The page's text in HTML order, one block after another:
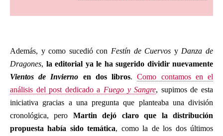
Además, y como sucedió con Festín de Cuervos y Danza de
Dragones, la editorial ya le ha sugerido dividir nuevamente
Vientos de Invierno en dos libros.Como contamos en el
análisis del post dedicado a Fuego y Sangre, supimos de esta
iniciativa gracias a una pregunta que planteaba una división
cronológica, pero Martin dejó claro que la distribución
propuesta había sido temática, como la de los dos últimos